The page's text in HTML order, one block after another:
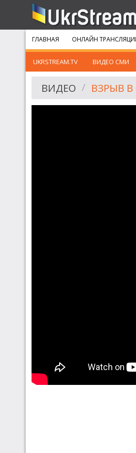
ГЛАВНАЯ ОНЛАЙН
UKRSTREAM.TV ВИДЕО СМИ
ВИДЕО ВЗРЫВ В